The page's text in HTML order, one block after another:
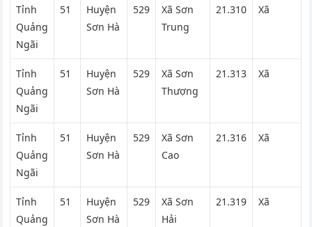
Tỉnh
Quảng
Ngãi
51
Huyện
Sơn Hà
529
Xã Sơn
Trung
21.310 Xã
Tỉnh
Quảng
Ngãi
51
Huyện
Sơn Hà
529
Xã Sơn
Thượng
21.313 Xã
Tỉnh
Quảng
Ngãi
51
Huyện
Sơn Hà
529
Xã Sơn
Cao
21.316 Xã
Tỉnh
Quảng
51
Huyện
Sơn Hà
529
Xã Sơn
Hải
21.319 Xã